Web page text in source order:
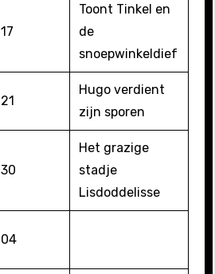
17
Toont Tinkel en
de
snoepwinkeldief
21
Hugo verdient
zijn sporen
30
Het grazige
stadje
Lisdoddelisse
04